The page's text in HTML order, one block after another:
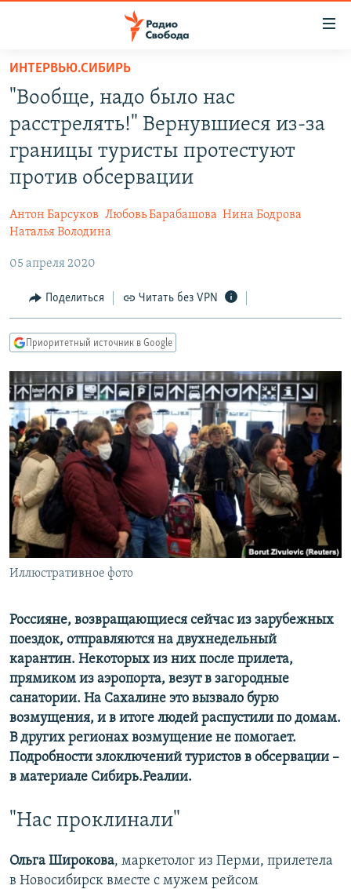
упрощенного
доступа
основному
содержанию
Вернутся
главной
Вернутся
ПРОГРАММЫ
ПОДКАСТЫ
АВТОРСКИЕ ПРОЕКТЫ
ЦИТАТЫ СВОБОДЫ
КУЛЬТУРА
СИБИРЬ.РЕАЛИИ
ПОДПИШИТЕСЬ НА РАССЫЛКУ
СОЦИАЛЬНЫЕ СЕТИ
Все сайты РСЕ/РС
ИНТЕРВЬЮ.СИБИРЬ
"Вообще, надо было нас
расстрелять!" Вернувшиеся из-за
границы туристы протестуют
против обсервации
Антон Барсуков Любовь Барабашова Нина Бодрова
Наталья Володина
05 апреля 2020
Поделиться Читать без VPN
Приоритетный источник в Google
Иллюстративное фото
Россияне, возвращающиеся сейчас из зарубежных
поездок, отправляются на двухнедельный
карантин. Некоторых из них после прилета,
прямиком из аэропорта, везут в загородные
санатории. На Сахалине это вызвало бурю
возмущения, и в итоге людей распустили по домам.
В других регионах возмущение не помогает.
Подробности злоключений туристов в обсервации –
в материале Сибирь.Реалии.
"Нас проклинали"
Ольга Широкова, маркетолог из Перми, прилетела
в Новосибирск вместе с мужем рейсом